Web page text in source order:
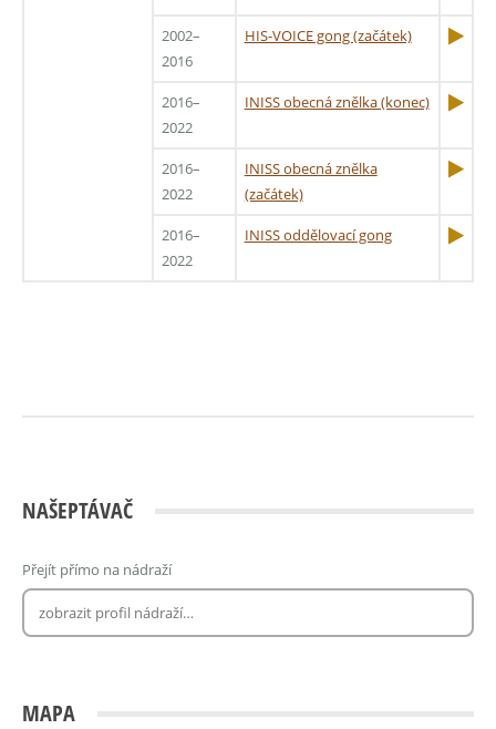
2002–
2016
HIS-VOICE gong (začátek)
2016–
2022
INISS obecná znělka (konec)
2016–
2022
INISS obecná znělka
(začátek)
2016–
2022
INISS oddělovací gong
NAŠEPTÁVAČ
Přejít přímo na nádraží
MAPA